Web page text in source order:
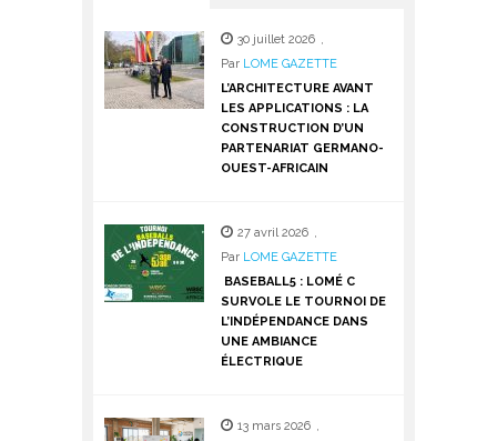
30 juillet 2026
Par LOME GAZETTE
L’ARCHITECTURE AVANT
LES APPLICATIONS : LA
CONSTRUCTION D’UN
PARTENARIAT GERMANO-
OUEST-AFRICAIN
27 avril 2026
Par LOME GAZETTE
BASEBALL5 : LOMÉ C
SURVOLE LE TOURNOI DE
L’INDÉPENDANCE DANS
UNE AMBIANCE
ÉLECTRIQUE
13 mars 2026